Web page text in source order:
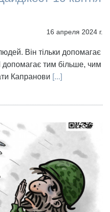
16 апреля 2024 г.
Він тільки допомагає
допомагає тим більше, чим
Капранови [...]